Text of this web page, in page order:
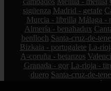
sigüenza Madrid - getafe
Murcia - librilla Málaga -
Almería - benahadux
benlloch Santa-cruz-de-
Bizkaia - portugalete La-
A-coruña - betanzos
Granada - gor La-rioja -
duero Santa-cruz-de-
Castellón